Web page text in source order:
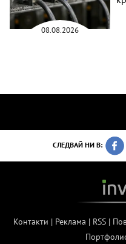
08.08.2026
СЛЕДВАЙ НИ В:
Контакти | Реклама | RSS|